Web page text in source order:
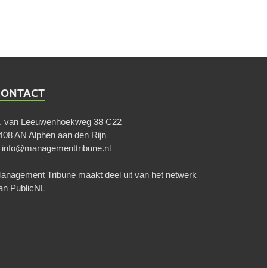
van Leeuwenhoekweg 38 C22
AN Alphen aan den Rijn
info@managementtribune.nl
Tribune maakt deel uit van het netwerk
PublicNL